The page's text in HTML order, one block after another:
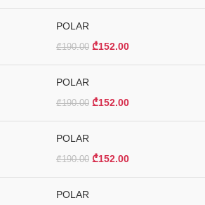
POLAR
₾190.00 ₾152.00
POLAR
₾190.00 ₾152.00
POLAR
₾190.00 ₾152.00
POLAR